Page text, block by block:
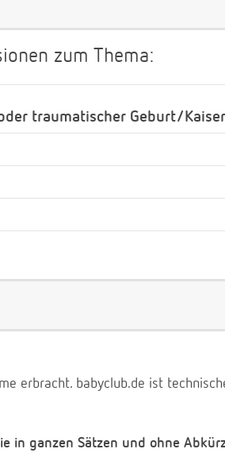
zum Thema:
traumatischer Geburt/
erbracht. babyclub.de ist
in ganzen Sätzen und ohne